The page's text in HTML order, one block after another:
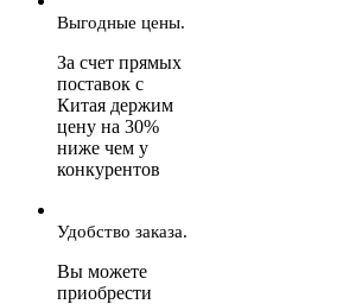
Выгодные цены.
За счет прямых
поставок с
Китая держим
цену на 30%
ниже чем у
конкурентов
Удобство заказа.
Вы можете
приобрести